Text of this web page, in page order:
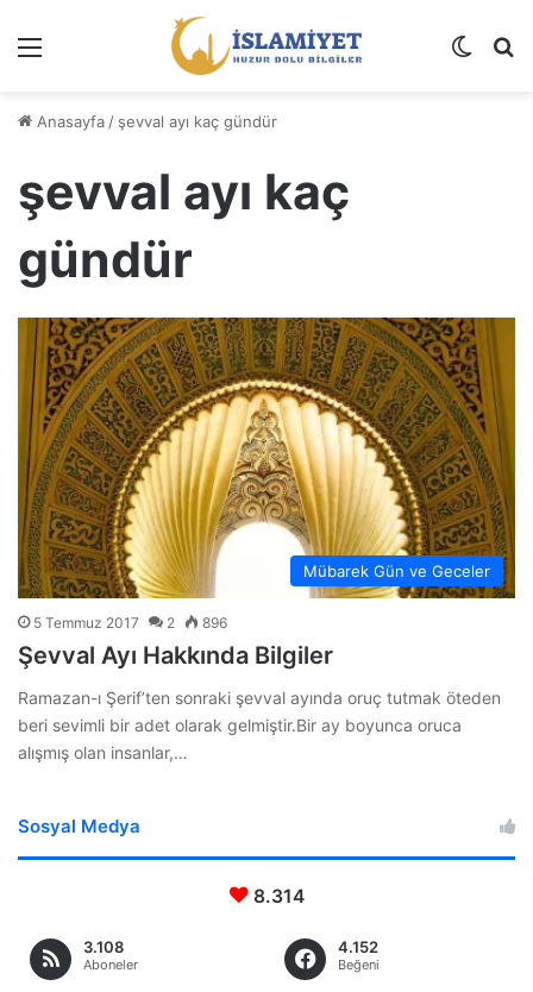
Dış
Anasayfa / şevval ayı kaç gündür
şevval ayı kaç
gündür
Mübarek Gün ve Geceler
5 Temmuz 2017 2 896
Şevval Ayı Hakkında Bilgiler
Ramazan-ı Şerif’ten sonraki şevval ayında oruç tutmak öteden
beri sevimli bir adet olarak gelmiştir.Bir ay boyunca oruca
alışmış olan insanlar,…
Sosyal Medya
8.314
3.108
Aboneler
4.152
Beğeni